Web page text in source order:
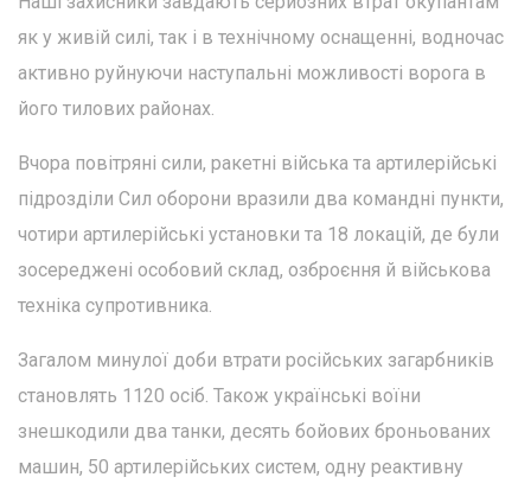
як у живій силі, так і в технічному оснащенні, водночас
активно руйнуючи наступальні можливості ворога в
його тилових районах.
Вчора повітряні сили, ракетні війська та артилерійські
підрозділи Сил оборони вразили два командні пункти,
чотири артилерійські установки та 18 локацій, де були
зосереджені особовий склад, озброєння й військова
техніка супротивника.
Загалом минулої доби втрати російських загарбників
становлять 1120 осіб. Також українські воїни
знешкодили два танки, десять бойових броньованих
машин, 50 артилерійських систем, одну реактивну